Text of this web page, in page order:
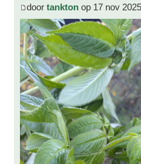
door tankton op 17 nov